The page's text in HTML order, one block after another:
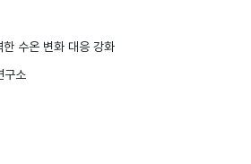
수온 변화 대응 강화
구소